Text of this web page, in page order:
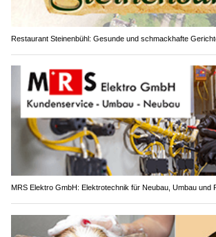
Restaurant Steinenbühl: Gesunde und schmackhafte
MRS Elektro GmbH: Elektrotechnik für Neubau, Umbau und